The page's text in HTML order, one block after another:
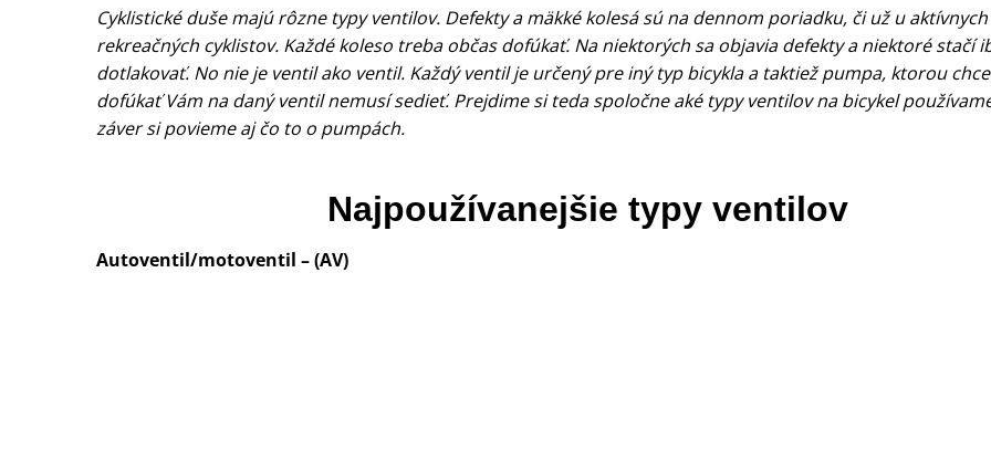
Cyklistické duše majú rôzne typy ventilov. Defekty a mäkké kolesá sú na dennom poriadku, či už u
rekreačných cyklistov. Každé koleso treba občas dofúkať. Na niektorých sa objavia defekty a niektoré stačí
dotlakovať. No nie je ventil ako ventil. Každý ventil je určený pre iný typ bicykla a taktiež pumpa, ktorou
dofúkať Vám na daný ventil nemusí sedieť. Prejdime si teda spoločne aké typy ventilov na bicykel
záver si povieme aj čo to o pumpách.
Najpoužívanejšie typy ventilov
Autoventil/motoventil – (AV)